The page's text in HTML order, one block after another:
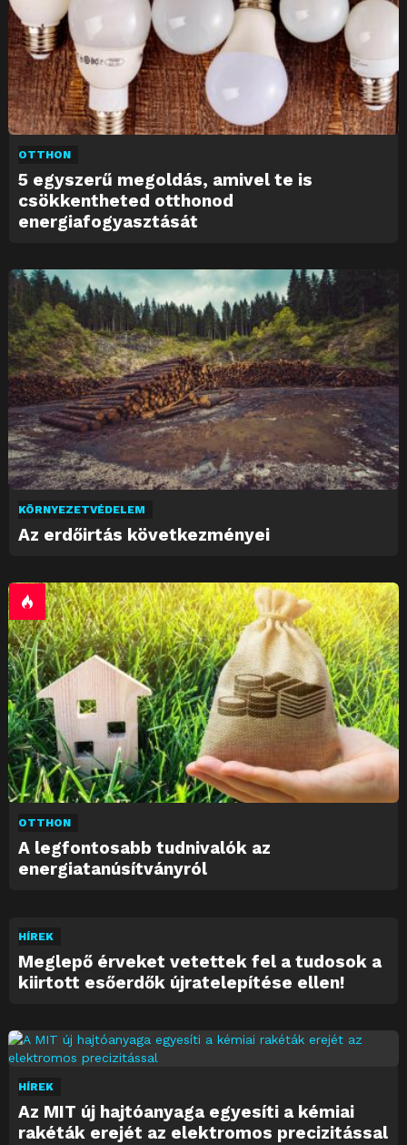
OTTHON
5 egyszerű megoldás, amivel te is
csökkentheted otthonod
energiafogyasztását
KÖRNYEZETVÉDELEM
Az erdőirtás következményei
OTTHON
A legfontosabb tudnivalók az
energiatanúsítványról
HÍREK
Meglepő érveket vetettek fel a tudosok a
kiirtott esőerdők újratelepítése ellen!
HÍREK
Az MIT új hajtóanyaga egyesíti a kémiai
rakéták erejét az elektromos precizitással